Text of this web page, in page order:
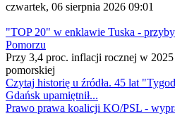
czwartek, 06 sierpnia 2026 09:01
"TOP 20" w enklawie Tuska -
Pomorzu
Przy 3,4 proc. inflacji rocznej w
pomorskiej
Czytaj historię u źródła. 45 lat
Gdańsk upamiętnił...
Prawo prawa koalicji KO/PSL -